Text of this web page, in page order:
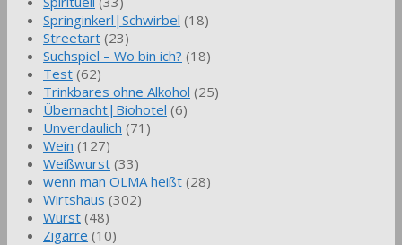
Springinkerl|Schwirbel (18)
Streetart (23)
Suchspiel – Wo bin ich? (18)
Test (62)
Trinkbares ohne Alkohol (25)
Übernacht|Biohotel (6)
Unverdaulich (71)
Wein (127)
Weißwurst (33)
wenn man OLMA heißt (28)
Wirtshaus (302)
Wurst (48)
Zigarre (10)